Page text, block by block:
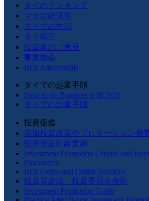
タイのランキング
マクロ経済学
タイでの生活
タイ概況
投資家のご意見
事業機会
BOI Advertorials
タイでの起業手順
How to do Business with BOI
タイでの起業手順
投資促進
追加投資政策やプロモーション措
投資奨励対象業種
Investment Promotion Criteria and
Procedures
BOI Forms and Online Services
投資奨励法、投資委員会布告
Investment Promotion Guide